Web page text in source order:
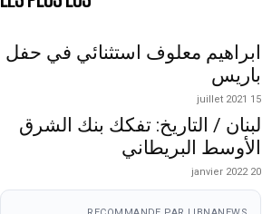
ابراهيم معلوف استثنائي في حفل
باريس
15 juillet 2021
لبنان / التاريخ: تفكك بنك الشرق
الأوسط البريطاني
20 janvier 2022